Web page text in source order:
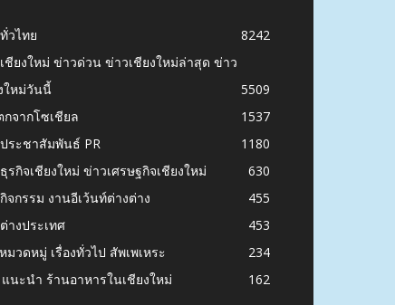
วไทย
8242
ชียงใหม่ ข่าวด่วน ข่าวเชียงใหม่ล่าสุด ข่าว
ใหม่วันนี้
5509
กจากโซเชียล
1537
ระชาสัมพันธ์ PR
1180
รกิจเชียงใหม่ ข่าวเศรษฐกิจเชียงใหม่
630
จกรรม งานอีเว้นท์ต่างต่าง
455
างประเทศ
453
มวดหมู่ เรื่องทั่วไป สัพเพเหระ
234
นะนำ ร้านอาหารในเชียงใหม่
162